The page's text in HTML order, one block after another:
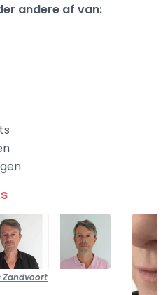
andere af van:
Zandvoort